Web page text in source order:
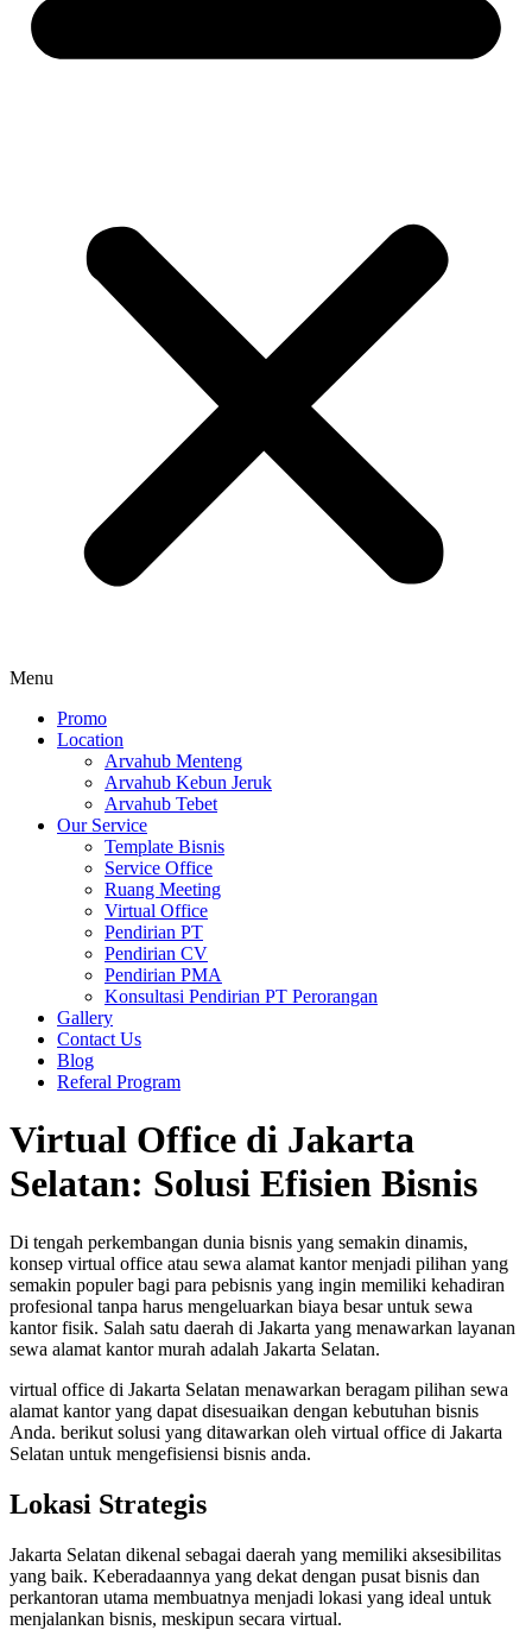
Menu
Promo
Location
Arvahub Menteng
Arvahub Kebun Jeruk
Arvahub Tebet
Our Service
Template Bisnis
Service Office
Ruang Meeting
Virtual Office
Pendirian PT
Pendirian CV
Pendirian PMA
Konsultasi Pendirian PT Perorangan
Gallery
Contact Us
Blog
Referal Program
Virtual Office di Jakarta
Selatan: Solusi Efisien Bisnis
Di tengah perkembangan dunia bisnis yang semakin dinamis,
konsep virtual office atau sewa alamat kantor menjadi pilihan yang
semakin populer bagi para pebisnis yang ingin memiliki kehadiran
profesional tanpa harus mengeluarkan biaya besar untuk sewa
kantor fisik. Salah satu daerah di Jakarta yang menawarkan layanan
sewa alamat kantor murah adalah Jakarta Selatan.
virtual office di Jakarta Selatan menawarkan beragam pilihan sewa
alamat kantor yang dapat disesuaikan dengan kebutuhan bisnis
Anda. berikut solusi yang ditawarkan oleh virtual office di Jakarta
Selatan untuk mengefisiensi bisnis anda.
Lokasi Strategis
Jakarta Selatan dikenal sebagai daerah yang memiliki aksesibilitas
yang baik. Keberadaannya yang dekat dengan pusat bisnis dan
perkantoran utama membuatnya menjadi lokasi yang ideal untuk
menjalankan bisnis, meskipun secara virtual.